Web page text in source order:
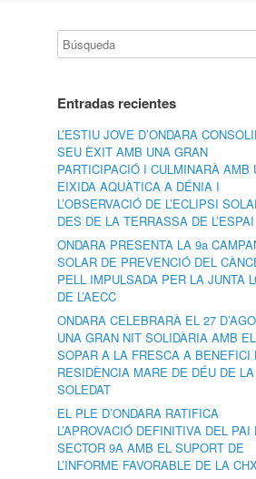
Entradas recientes
L’ESTIU JOVE D’ONDARA
SEU ÈXIT AMB UNA GRAN
PARTICIPACIÓ I CULMINARÀ AMB
EIXIDA AQUÀTICA A DÉNIA I
L’OBSERVACIÓ DE L’ECLIPSI
DES DE LA TERRASSA DE
ONDARA PRESENTA LA 9a
SOLAR DE PREVENCIÓ DEL
PELL IMPULSADA PER LA JUNTA
DE L’AECC
ONDARA CELEBRARÀ EL 27
UNA GRAN NIT SOLIDÀRIA AMB EL
SOPAR A LA FRESCA A BENEFICI
RESIDÈNCIA MARE DE DÉU DE LA
SOLEDAT
EL PLE D’ONDARA RATIFICA
L’APROVACIÓ DEFINITIVA DEL PAI
SECTOR 9A AMB EL SUPORT DE
L’INFORME FAVORABLE DE LA